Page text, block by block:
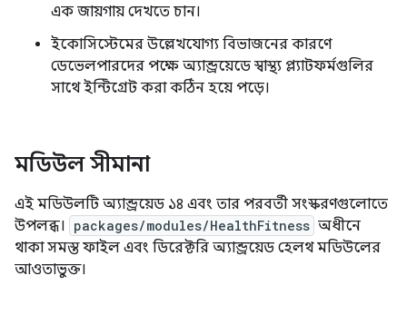
এক জায়গায় দেখতে চান।
ইকোসিস্টেমের উল্লেখযোগ্য বিভাজনের কারণে
ডেভেলপারদের পক্ষে অ্যান্ড্রয়েডে স্বাস্থ্য প্ল্যাটফর্মগুলির
সাথে ইন্টিগ্রেট করা কঠিন হয়ে পড়ে।
মডিউল সীমানা
এই মডিউলটি অ্যান্ড্রয়েড ১৪ এবং তার পরবর্তী সংস্করণগুলোতে
উপলব্ধ।
packages/modules/HealthFitness অধীনে
থাকা সমস্ত ফাইল এবং ডিরেক্টরি অ্যান্ড্রয়েড হেলথ মডিউলের
আওতাভুক্ত।